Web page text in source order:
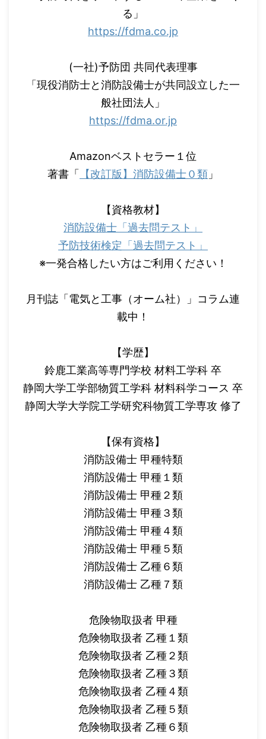
る」
https://fdma.co.jp
(一社)予防団 共同代表理事
「現役消防士と消防設備士が共同設立した一
般社団法人」
https://fdma.or.jp
Amazonベストセラー１位
著書「
【改訂版】消防設備士０類 」
【資格教材】
消防設備士「過去問テスト」
予防技術検定「過去問テスト」
※一発合格したい方はご利用ください！
月刊誌「電気と工事（オーム社）」コラム連
載中！
【学歴】
鈴鹿工業高等専門学校 材料工学科 卒
静岡大学工学部物質工学科 材料科学コース 卒
静岡大学大学院工学研究科物質工学専攻 修了
【保有資格】
消防設備士 甲種特類
消防設備士 甲種１類
消防設備士 甲種２類
消防設備士 甲種３類
消防設備士 甲種４類
消防設備士 甲種５類
消防設備士 乙種６類
消防設備士 乙種７類
危険物取扱者 甲種
危険物取扱者 乙種１類
危険物取扱者 乙種２類
危険物取扱者 乙種３類
危険物取扱者 乙種４類
危険物取扱者 乙種５類
危険物取扱者 乙種６類